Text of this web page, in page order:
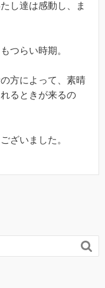
し達は感動し、ま
つらい時期。
方によって、素晴
るときが来るの
ざいました。
